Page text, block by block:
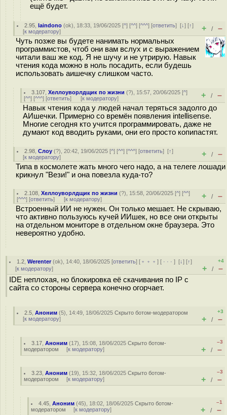
ещё будет.
2.95 ,laindono (ok), 18:33, 19/06/2025 [^] [^^] [^^^] [ответить][↓] [↑]
[к модератору] + / –
Чуть позже вы будете нанимать нормальных
программистов, чтоб они вам вслух и с выражением
читали ваш же код. Я не шучу и не утрирую. Навык
чтения кода можно в ноль посадить, если будешь
использовать аишечку слишком часто.
3.107 ,Хеллоуворлдщик по жизни (?), 15:57, 20/06/2025 [^]
[^^] [^^^] [ответить] [к модератору] + / –
Навык чтения кода у людей начал теряться задолго до
АИшечки. Примерно со времён появления intellisense.
Многие сегодня кто учится программировать, даже не
думают код вводить руками, они его просто копипастят.
2.98 ,Слоу (?), 20:42, 19/06/2025 [^] [^^] [^^^] [ответить][↑]
[к модератору] + / –
Типа в космолете жать много чего надо, а на телеге лошади
крикнул "Вези!" и она повезла куда-то?
2.108 ,Хеллоуворлдщик по жизни (?), 15:58, 20/06/2025 [^] [^^]
[^^^] [ответить] [к модератору] + / –
Встроенный ИИ не нужен. Он только мешает. Не скрываю,
что активно пользуюсь кучей ИИшек, но все они открыты
на отдельном мониторе в отдельном окне браузера. Это
невероятно удобно.
1.2 ,Werenter(ok), 14:40, 18/06/2025 [ответить] [ ﹢﹢﹢] [ · · ·][↓] [↑]
[к модератору]
+4
+ / –
IDE неплохая, но блокировка её скачивания по IP с
сайта со стороны сервера конечно огорчает.
2.5 ,Аноним (5), 14:49, 18/06/2025Скрыто ботом-модератором
[к модератору]
+3
+ / –
3.17 ,Аноним (17), 15:08, 18/06/2025Скрыто ботом-
модератором [к модератору]
–3
+ / –
3.23 ,Аноним (19), 15:32, 18/06/2025Скрыто ботом-
модератором [к модератору]
–3
+ / –
4.45 ,Аноним (45), 18:02, 18/06/2025Скрыто ботом-
модератором [к модератору]
–1
+ / –